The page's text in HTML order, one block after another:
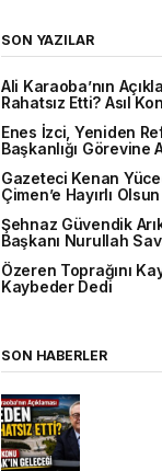
SON YAZILAR
Ali Karaoba’nın
Rahatsız Etti? Asıl
Enes İzci, Yeniden
Başkanlığı Görevine
Gazeteci Kenan
Çimen’e Hayırlı
Şehnaz Güvendik
Başkanı Nurullah
Özeren Toprağını
Kaybeder Dedi
SON HABERLER